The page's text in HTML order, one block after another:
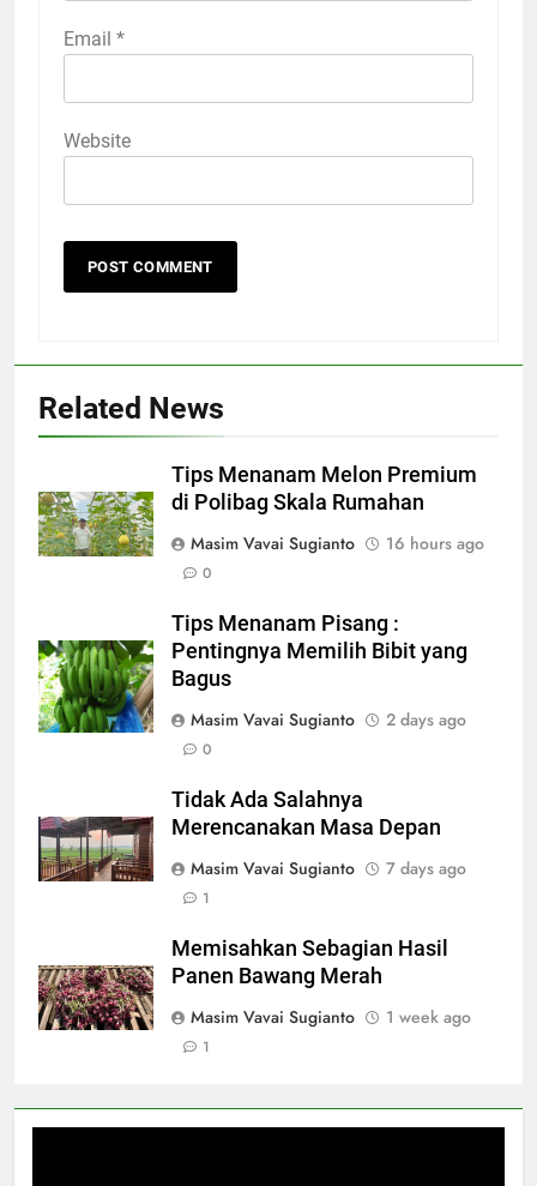
Email *
Website
Related News
Tips Menanam Melon Premium
di Polibag Skala Rumahan
Masim Vavai Sugianto
16 hours ago
0
Tips Menanam Pisang :
Pentingnya Memilih Bibit yang
Bagus
Masim Vavai Sugianto
2 days ago
0
Tidak Ada Salahnya
Merencanakan Masa Depan
Masim Vavai Sugianto
7 days ago
1
Memisahkan Sebagian Hasil
Panen Bawang Merah
Masim Vavai Sugianto
1 week ago
1